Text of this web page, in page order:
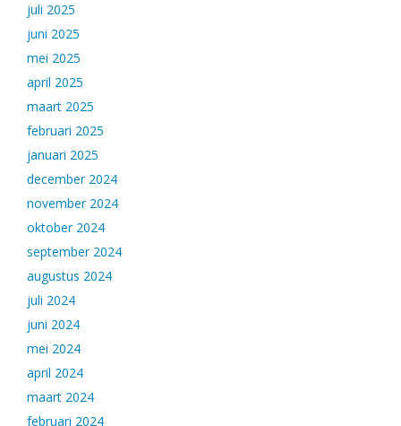
juli 2025
juni 2025
mei 2025
april 2025
maart 2025
februari 2025
januari 2025
december 2024
november 2024
oktober 2024
september 2024
augustus 2024
juli 2024
juni 2024
mei 2024
april 2024
maart 2024
februari 2024